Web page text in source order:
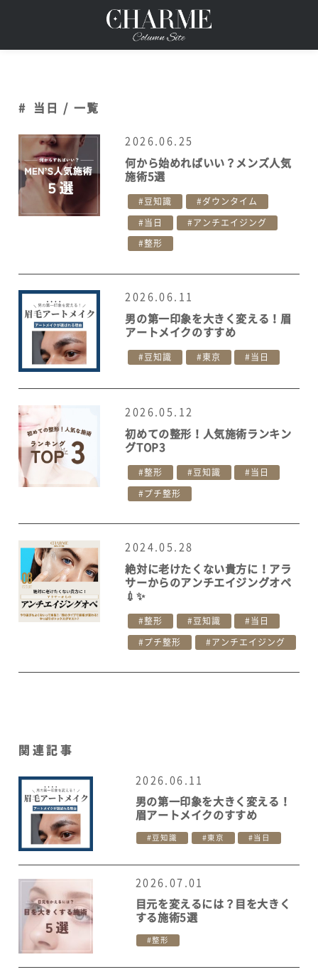
# 当日 / 一覧
2026.06.25
何から始めればいい？メンズ人気
施術5選
豆知識 ダウンタイム
当日 アンチエイジング
整形
2026.06.11
男の第一印象を大きく変える！眉
アートメイクのすすめ
豆知識 東京 当日
2026.05.12
初めての整形！人気施術ランキン
グTOP3
整形 豆知識 当日
プチ整形
2024.05.28
絶対に老けたくない貴方に！アラ
サーからのアンチエイジングオペ
💉✨
整形 豆知識 当日
プチ整形 アンチエイジング
関連記事
2026.06.11
男の第一印象を大きく変える！
眉アートメイクのすすめ
豆知識 東京 当日
2026.07.01
目元を変えるには？目を大きく
する施術5選
整形